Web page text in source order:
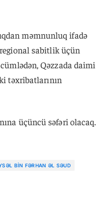
məmnunluq ifadə
sabitlik üçün
Qəzzada daimi
təxribatlarının
üçüncü səfəri olacaq.
BIN FƏRHAN ƏL SƏUD